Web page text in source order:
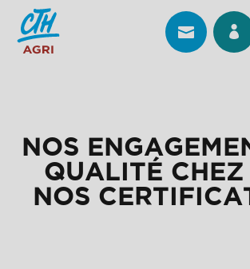
NOS
QUALITÉ CHEZ
NOS